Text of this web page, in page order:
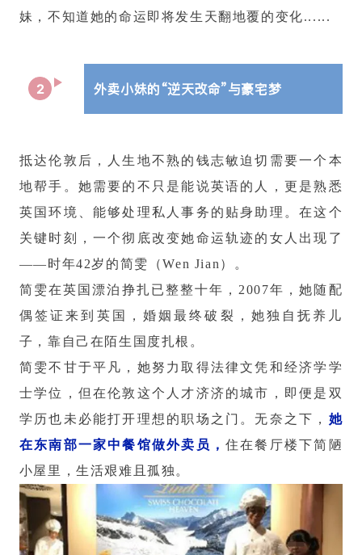
妹，不知道她的命运即将发生天翻地覆的变化......
2 外卖小妹的“逆天改命”与豪宅梦
抵达伦敦后，人生地不熟的钱志敏迫切需要一个本
地帮手。她需要的不只是能说英语的人，更是熟悉
英国环境、能够处理私人事务的贴身助理。在这个
关键时刻，一个彻底改变她命运轨迹的女人出现了
——时年42岁的简雯（Wen Jian）。
简雯在英国漂泊挣扎已整整十年，2007年，她随配
偶签证来到英国，婚姻最终破裂，她独自抚养儿
子，靠自己在陌生国度扎根。
简雯不甘于平凡，她努力取得法律文凭和经济学学
士学位，但在伦敦这个人才济济的城市，即便是双
学历也未必能打开理想的职场之门。无奈之下， 她
在东南部一家中餐馆做外卖员， 住在餐厅楼下简陋
小屋里，生活艰难且孤独。